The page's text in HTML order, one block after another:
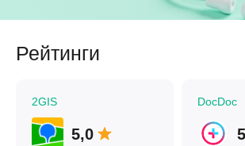
Рейтинги
2GIS
5,0
DocDoc